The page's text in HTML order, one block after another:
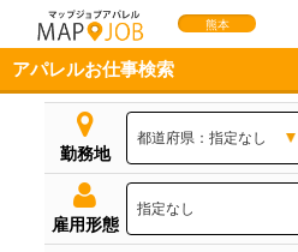
熊本
アパレルお仕事検索
勤務地
雇用形態